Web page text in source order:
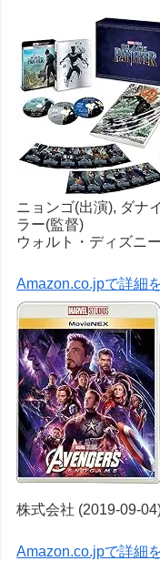
ニョンゴ(出演), ダナ
ラー(監督)
ウォルト・ディズニ
Amazon.co.jpで詳細
株式会社 (2019-09-
Amazon.co.jpで詳細